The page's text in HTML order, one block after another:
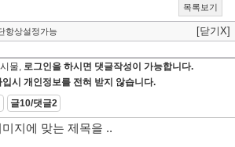
목록보기
항상설정가능 [닫기X]
물,
로그인을 하시면 댓글작성이 가능합니다.
입시 개인정보를 전혀 받지 않습니다.
글10/댓글2
지에 맞는 제목을 ..